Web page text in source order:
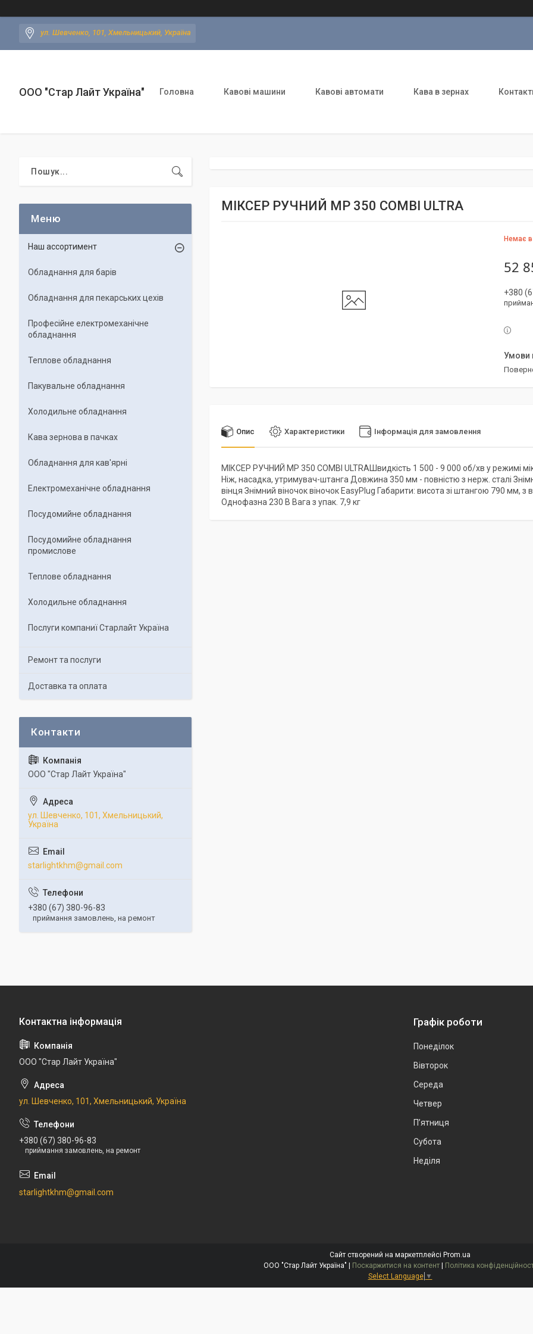
ул. Шевченко, 101, Хмельницький, Україна
ООО "Стар Лайт Україна" Головна Кавові машини Кавові автомати Кава в зернах
МІКСЕР РУЧНИЙ MP 350 COMBI ULTRA
Немає в
52
+380
Опис Характеристики Інформація для замовлення
МІКСЕР РУЧНИЙ MP 350 COMBI ULTRAШвидкість 1 500 - 9 000 об/хв у режимі
Ніж, насадка, утримувач-штанга Довжина 350 мм - повністю з нерж. сталі
вінця Знімний віночок віночок EasyPlug Габарити: висота зі штангою 790 мм,
Однофазна 230 В Вага з упак. 7,9 кг
Наш ассортимент
Обладнання для барів
Обладнання для пекарських цехiв
Професійне електромеханічне
обладнання
Теплове обладнання
Пакувальне обладнання
Холодильне обладнання
Кава зернова в пачках
Обладнання для кав'ярні
Електромеханічне обладнання
Посудомийне обладнання
Посудомийне обладнання
промислове
Теплове обладнання
Холодильне обладнання
Послуги компаниї Старлайт Україна
Ремонт та послуги
Доставка та оплата
ООО "Стар Лайт Україна"
ул. Шевченко, 101, Хмельницький,
Україна
starlightkhm@gmail.com
+380 (67) 380-96-83
приймання замовлень, на ремонт
ООО "Стар Лайт Україна"
ул. Шевченко, 101, Хмельницький, Україна
+380 (67) 380-96-83
приймання замовлень, на ремонт
starlightkhm@gmail.com
Графік роботи
Понеділок
Вівторок
Середа
Четвер
Пʼятниця
Субота
Неділя
Сайт створений на маркетплейсі Prom.ua
ООО "Стар Лайт Україна" | Поскаржитися на контент | Політика
Select Language ▼